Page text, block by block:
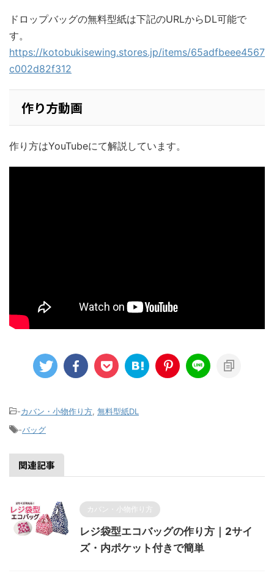
ドロップバッグの無料型紙は下記のURLからDL可能で
す。
https://kotobukisewing.stores.jp/items/65adfbeee4567
c002d82f312
作り方動画
作り方はYouTubeにて解説しています。
-カバン・小物作り方, 無料型紙DL
-バッグ
関連記事
カバン・小物作り方
レジ袋型エコバッグの作り方｜2サイ
ズ・内ポケット付きで簡単